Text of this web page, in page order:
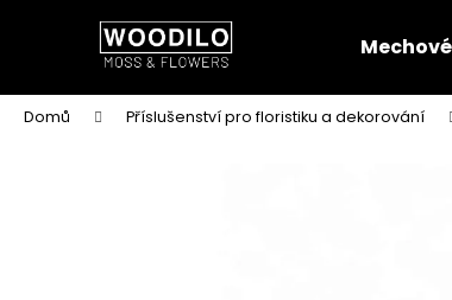
Domů Příslušenství pro floristiku a dekorování
í
Zpět
do
obchodu
Zpět
do
obchodu